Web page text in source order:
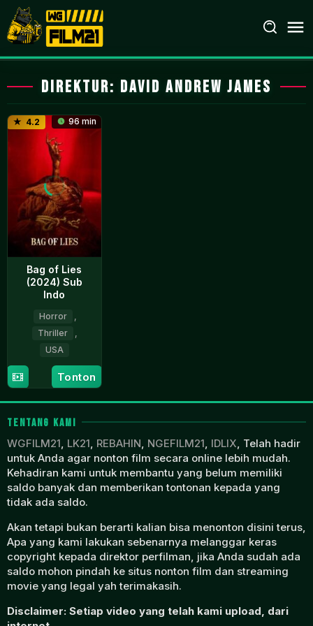
Loncat
ke
konten
Direktur: David Andrew James
4.2 96 min
Bag of Lies
(2024) Sub
Indo
Horror
Thriller
USA
29
Mar
2024
David
Andrew
James
Tonton
TENTANG KAMI
WGFILM21, LK21, REBAHIN, NGEFILM21, IDLIX, Telah hadir
untuk Anda agar nonton film secara online lebih mudah.
Kehadiran kami untuk membantu yang belum memiliki
saldo banyak dan memberikan tontonan kepada yang
tidak ada saldo.
Akan tetapi bukan berarti kalian bisa menonton disini terus,
Apa yang kami lakukan sebenarnya melanggar keras
copyright kepada direktor perfilman, jika Anda sudah ada
saldo mohon pindah ke situs nonton film dan streaming
movie yang legal yah terimakasih.
Disclaimer: Setiap video yang telah kami upload, dari